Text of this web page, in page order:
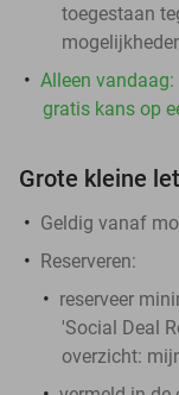
toegestaan
Alleen
gratis kans op
Grote kleine
Geldig vanaf
Reserveren:
reserveer
'Social Deal
overzicht: